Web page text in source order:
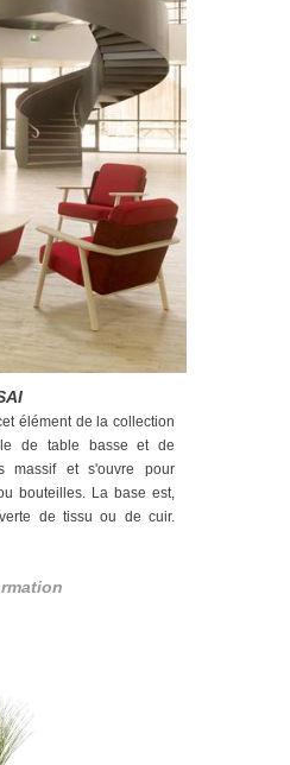
élément de la collection
de table basse et de
massif et s'ouvre pour
bouteilles. La base est,
de tissu ou de cuir.